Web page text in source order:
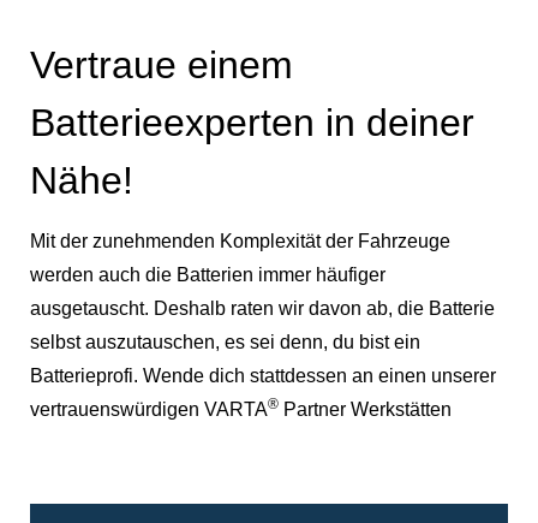
Vertraue einem
Batterieexperten in deiner
Nähe!
Mit der zunehmenden Komplexität der Fahrzeuge
werden auch die Batterien immer häufiger
ausgetauscht. Deshalb raten wir davon ab, die Batterie
selbst auszutauschen, es sei denn, du bist ein
Batterieprofi. Wende dich stattdessen an einen unserer
vertrauenswürdigen VARTA® Partner Werkstätten